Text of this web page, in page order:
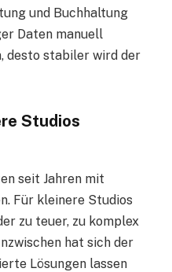
und Buchhaltung
Daten manuell
desto stabiler wird der
Studios
seit Jahren mit
Für kleinere Studios
zu teuer, zu komplex
hat sich der
Lösungen lassen